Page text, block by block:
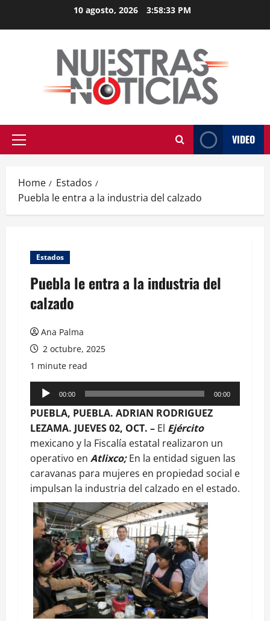
10 agosto, 2026 3:58:34 PM
Primary
VIDEO
Home
Estados
Puebla le entra a la industria del calzado
Estados
Puebla le entra a la industria del
calzado
Ana Palma
2 octubre, 2025
1 minute read
Reproductor
de
audio
00:00 00:00
PUEBLA, PUEBLA. ADRIAN RODRIGUEZ
LEZAMA. JUEVES 02, OCT. – El Ejército
mexicano y la Fiscalía estatal realizaron un
operativo en Atlixco;En la entidad siguen las
caravanas para mujeres en propiedad social e
impulsan la industria del calzado en el estado.